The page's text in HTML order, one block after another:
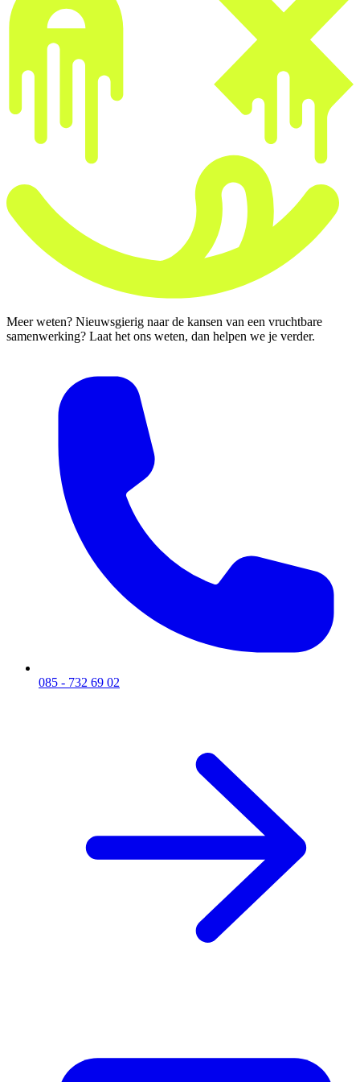
Meer weten? Nieuwsgierig naar de kansen van een vruchtbare
samenwerking? Laat het ons weten, dan helpen we je verder.
085 - 732 69 02